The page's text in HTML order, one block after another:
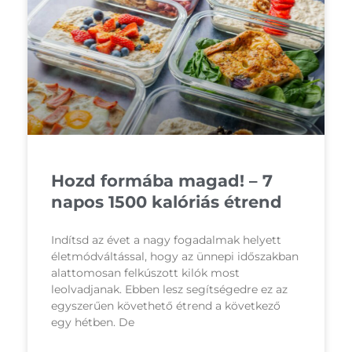
Hozd formába magad! – 7
napos 1500 kalóriás étrend
Indítsd az évet a nagy fogadalmak helyett
életmódváltással, hogy az ünnepi időszakban
alattomosan felkúszott kilók most
leolvadjanak. Ebben lesz segítségedre ez az
egyszerűen követhető étrend a következő
egy hétben. De